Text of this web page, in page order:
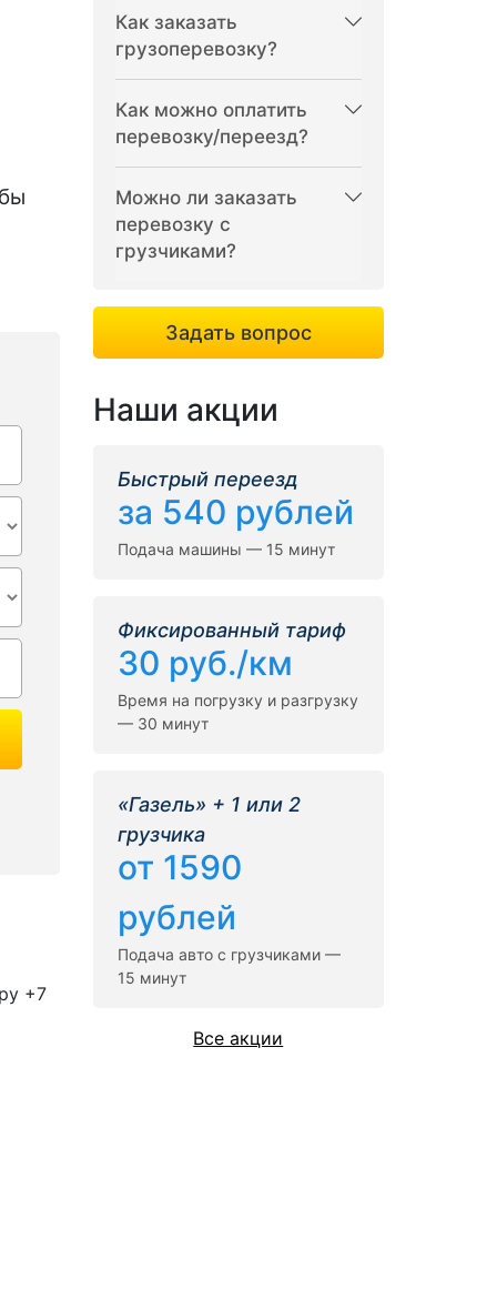
+7
Как заказать
грузоперевозку?
Как можно оплатить
перевозку/переезд?
Можно ли заказать
перевозку с
грузчиками?
Задать вопрос
Наши акции
Быстрый переезд
за 540 рублей
Подача машины — 15 минут
Фиксированный тариф
30 руб./км
Время на погрузку и разгрузку
— 30 минут
«Газель» + 1 или 2
грузчика
от 1590
рублей
Подача авто с грузчиками —
15 минут
Все акции